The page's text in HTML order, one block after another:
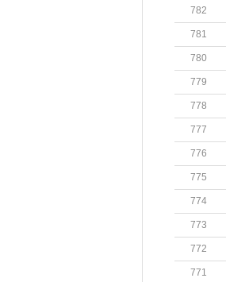
782
781
780
779
778
777
776
775
774
773
772
771